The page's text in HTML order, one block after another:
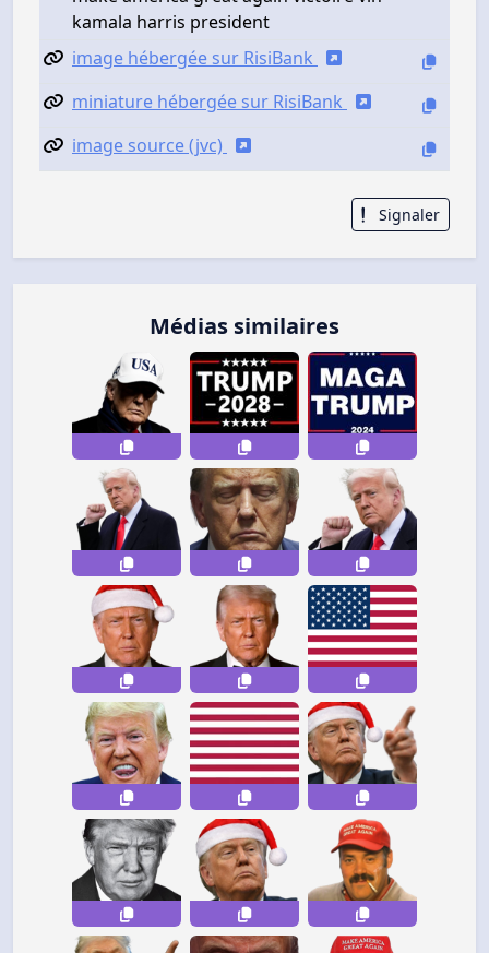
kamala harris president
image hébergée sur RisiBank
miniature hébergée sur RisiBank
image source (jvc)
Signaler
Médias similaires